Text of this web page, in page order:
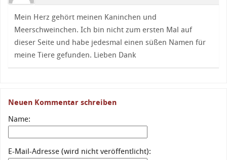
Mein Herz gehört meinen Kaninchen und
Meerschweinchen. Ich bin nicht zum ersten Mal auf
dieser Seite und habe jedesmal einen süßen Namen für
meine Tiere gefunden. Lieben Dank
Neuen Kommentar schreiben
Name:
E-Mail-Adresse (wird nicht veröffentlicht):